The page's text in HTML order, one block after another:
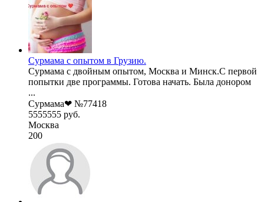
Сурмама с опытом в Грузию.
Сурмама с двойным опытом, Москва и Минск.С первой
попытки две программы. Готова начать. Была донором
...
Сурмама❤ №77418
5555555 руб.
Москва
200